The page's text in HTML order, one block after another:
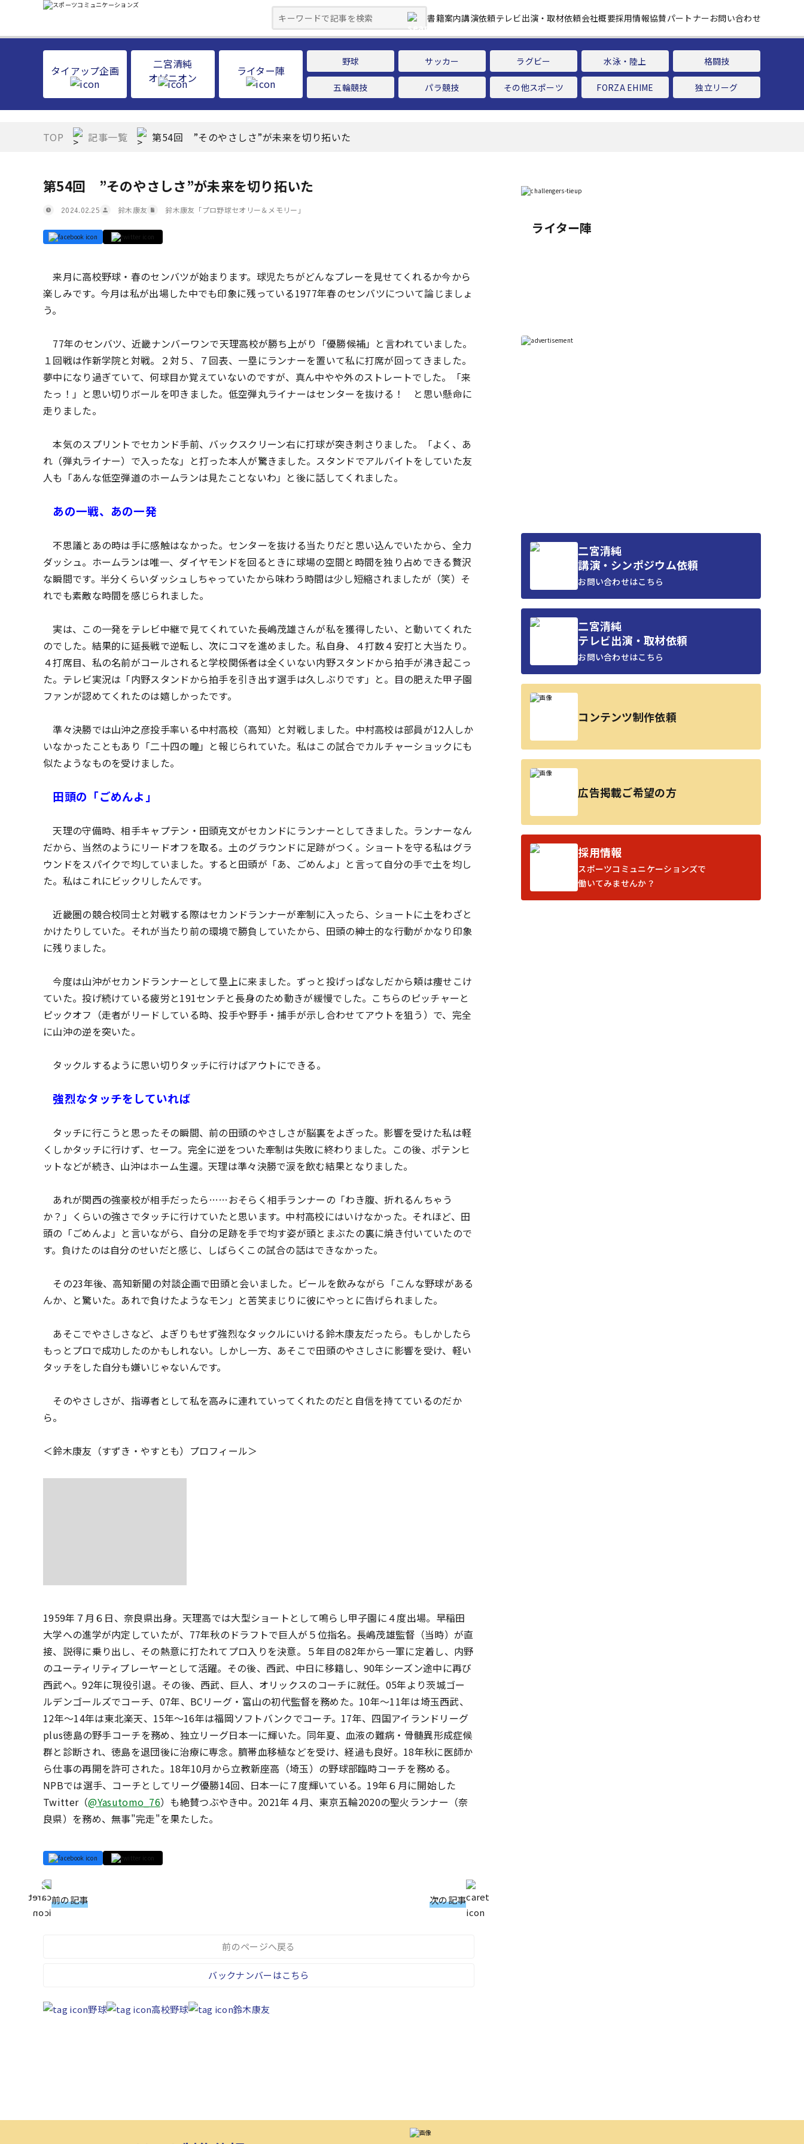
書籍案内講演依頼テレビ出演・取材依頼会社概要採用情報協賛パートナーお問い合わせ
タイアップ企画
二宮清純
オピニオン
ライター陣
野球 サッカー ラグビー 水泳・陸上 格闘技
五輪競技 パラ競技 その他スポーツ FORZA EHIME 独立リーグ
TOP 記事一覧 第54回 ”そのやさしさ”が未来を切り拓いた
第54回 ”そのやさしさ”が未来を切り拓いた
2024.02.25 鈴木康友 鈴木康友「プロ野球セオリー＆メモリー」
来月に高校野球・春のセンバツが始まります。球児たちがどんなプレーを見せてくれるか今から
楽しみです。今月は私が出場した中でも印象に残っている1977年春のセンバツについて論じましょ
う。
77年のセンバツ、近畿ナンバーワンで天理高校が勝ち上がり「優勝候補」と言われていました。
１回戦は作新学院と対戦。２対５、７回表、一塁にランナーを置いて私に打席が回ってきました。
夢中になり過ぎていて、何球目か覚えていないのですが、真ん中やや外のストレートでした。「来
たっ！」と思い切りボールを叩きました。低空弾丸ライナーはセンターを抜ける！ と思い懸命に
走りました。
本気のスプリントでセカンド手前、バックスクリーン右に打球が突き刺さりました。「よく、あ
れ（弾丸ライナー）で入ったな」と打った本人が驚きました。スタンドでアルバイトをしていた友
人も「あんな低空弾道のホームランは見たことないわ」と後に話してくれました。
あの一戦、あの一発
不思議とあの時は手に感触はなかった。センターを抜ける当たりだと思い込んでいたから、全力
ダッシュ。ホームランは唯一、ダイヤモンドを回るときに球場の空間と時間を独り占めできる贅沢
な瞬間です。半分くらいダッシュしちゃっていたから味わう時間は少し短縮されましたが（笑）そ
れでも素敵な時間を感じられました。
実は、この一発をテレビ中継で見てくれていた長嶋茂雄さんが私を獲得したい、と動いてくれた
のでした。結果的に延長戦で逆転し、次にコマを進めました。私自身、４打数４安打と大当たり。
４打席目、私の名前がコールされると学校関係者は全くいない内野スタンドから拍手が沸き起こっ
た。テレビ実況は「内野スタンドから拍手を引き出す選手は久しぶりです」と。目の肥えた甲子園
ファンが認めてくれたのは嬉しかったです。
準々決勝では山沖之彦投手率いる中村高校（高知）と対戦しました。中村高校は部員が12人しか
いなかったこともあり「二十四の瞳」と報じられていた。私はこの試合でカルチャーショックにも
似たようなものを受けました。
田頭の「ごめんよ」
天理の守備時、相手キャプテン・田頭克文がセカンドにランナーとしてきました。ランナーなん
だから、当然のようにリードオフを取る。土のグラウンドに足跡がつく。ショートを守る私はグラ
ウンドをスパイクで均していました。すると田頭が「あ、ごめんよ」と言って自分の手で土を均し
た。私はこれにビックリしたんです。
近畿圏の競合校同士と対戦する際はセカンドランナーが牽制に入ったら、ショートに土をわざと
かけたりしていた。それが当たり前の環境で勝負していたから、田頭の紳士的な行動がかなり印象
に残りました。
今度は山沖がセカンドランナーとして塁上に来ました。ずっと投げっぱなしだから頬は痩せこけ
ていた。投げ続けている疲労と191センチと長身のため動きが緩慢でした。こちらのピッチャーと
ピックオフ（走者がリードしている時、投手や野手・捕手が示し合わせてアウトを狙う）で、完全
に山沖の逆を突いた。
タックルするように思い切りタッチに行けばアウトにできる――。
強烈なタッチをしていれば
タッチに行こうと思ったその瞬間、前の田頭のやさしさが脳裏をよぎった。影響を受けた私は軽
くしかタッチに行けず、セーフ。完全に逆をついた牽制は失敗に終わりました。この後、ポテンヒ
ットなどが続き、山沖はホーム生還。天理は準々決勝で涙を飲む結果となりました。
あれが関西の強豪校が相手だったら……おそらく相手ランナーの「わき腹、折れるんちゃう
か？」くらいの強さでタッチに行けていたと思います。中村高校にはいけなかった。それほど、田
頭の「ごめんよ」と言いながら、自分の足跡を手で均す姿が頭とまぶたの裏に焼き付いていたので
す。負けたのは自分のせいだと感じ、しばらくこの試合の話はできなかった。
その23年後、高知新聞の対談企画で田頭と会いました。ビールを飲みながら「こんな野球がある
んか、と驚いた。あれで負けたようなモン」と苦笑まじりに彼にやっとに告げられました。
あそこでやさしさなど、よぎりもせず強烈なタックルにいける鈴木康友だったら――。もしかしたら
もっとプロで成功したのかもしれない。しかし一方、あそこで田頭のやさしさに影響を受け、軽い
タッチをした自分も嫌いじゃないんです。
そのやさしさが、指導者として私を高みに連れていってくれたのだと自信を持てているのだか
ら。
＜鈴木康友（すずき・やすとも）プロフィール＞
1959年７月６日、奈良県出身。天理高では大型ショートとして鳴らし甲子園に４度出場。早稲田
大学への進学が内定していたが、77年秋のドラフトで巨人が５位指名。長嶋茂雄監督（当時）が直
接、説得に乗り出し、その熱意に打たれてプロ入りを決意。５年目の82年から一軍に定着し、内野
のユーティリティプレーヤーとして活躍。その後、西武、中日に移籍し、90年シーズン途中に再び
西武へ。92年に現役引退。その後、西武、巨人、オリックスのコーチに就任。05年より茨城ゴー
ルデンゴールズでコーチ、07年、BCリーグ・富山の初代監督を務めた。10年～11年は埼玉西武、
12年～14年は東北楽天、15年～16年は福岡ソフトバンクでコーチ。17年、四国アイランドリーグ
plus徳島の野手コーチを務め、独立リーグ日本一に輝いた。同年夏、血液の難病・骨髄異形成症候
群と診断され、徳島を退団後に治療に専念。臍帯血移植などを受け、経過も良好。18年秋に医師か
ら仕事の再開を許可された。18年10月から立教新座高（埼玉）の野球部臨時コーチを務める。
NPBでは選手、コーチとしてリーグ優勝14回、日本一に７度輝いている。19年６月に開始した
Twitter（@Yasutomo_76）も絶賛つぶやき中。2021年４月、東京五輪2020の聖火ランナー（奈
良県）を務め、無事"完走"を果たした。
前の記事 次の記事
前のページへ戻る
バックナンバーはこちら
野球 高校野球 鈴木康友
ライター陣
二宮清純
講演・シンポジウム依頼
お問い合わせはこちら
二宮清純
テレビ出演・取材依頼
お問い合わせはこちら
コンテンツ制作依頼
広告掲載ご希望の方
採用情報
スポーツコミュニケーションズで
働いてみませんか？